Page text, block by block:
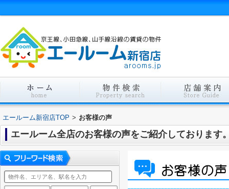
エールーム新宿店TOP > お客様の声
エールーム全店のお客様の声をご紹介しております